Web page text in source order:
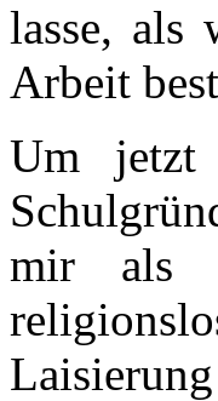
lasse, als
Arbeit
Um jetzt
mir als